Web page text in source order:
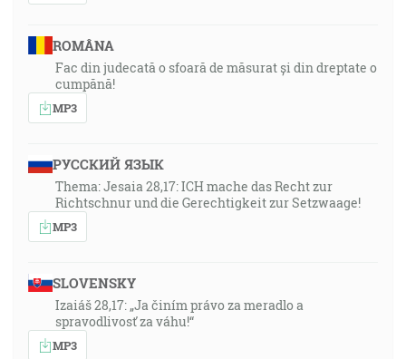
ROMÂNA
Fac din judecată o sfoară de măsurat și din dreptate o
cumpănă!
MP3
РУССКИЙ ЯЗЫК
Thema: Jesaia 28,17: ICH mache das Recht zur
Richtschnur und die Gerechtigkeit zur Setzwaage!
MP3
SLOVENSKY
Izaiáš 28,17: „Ja činím právo za meradlo a
spravodlivosť za váhu!“
MP3